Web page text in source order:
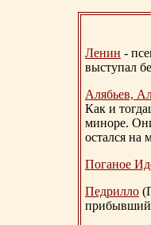
Ленин -
выступал
Алябьев,
Как и
миноре.
остался на
Поганое
Педрилло
прибывший